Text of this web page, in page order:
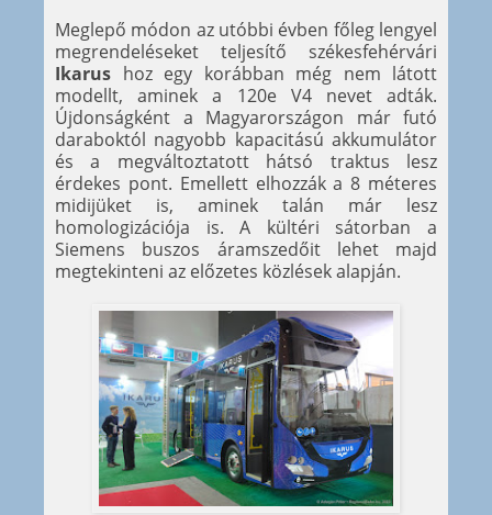
Meglepő módon az utóbbi évben főleg lengyel
megrendeléseket teljesítő székesfehérvári
Ikarus hoz egy korábban még nem látott
modellt, aminek a 120e V4 nevet adták.
Újdonságként a Magyarországon már futó
daraboktól nagyobb kapacitású akkumulátor
és a megváltoztatott hátsó traktus lesz
érdekes pont. Emellett elhozzák a 8 méteres
midijüket is, aminek talán már lesz
homologizációja is. A kültéri sátorban a
Siemens buszos áramszedőit lehet majd
megtekinteni az előzetes közlések alapján.